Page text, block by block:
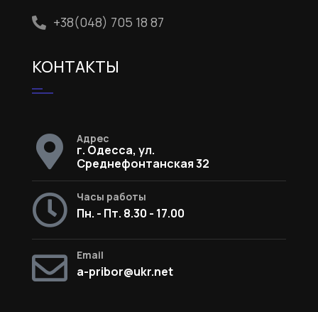
+38(048) 705 18 87
КОНТАКТЫ
Адрес
г. Одесса, ул.
Среднефонтанская 32
Часы работы
Пн. - Пт. 8.30 - 17.00
Email
a-pribor@ukr.net